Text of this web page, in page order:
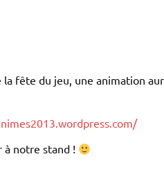
la fête du jeu, une animation
à notre stand !